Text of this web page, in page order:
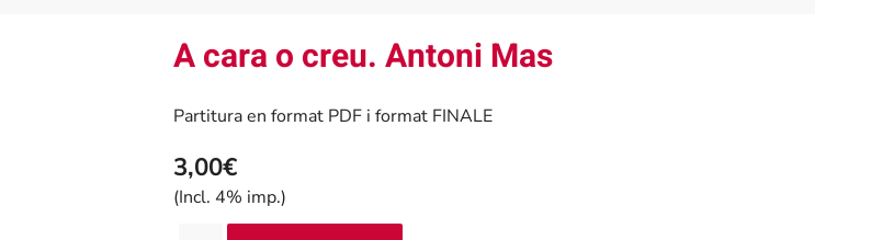
A cara o creu. Antoni Mas
Partitura en format PDF i format FINALE
3,00€
(Incl. 4% imp.)